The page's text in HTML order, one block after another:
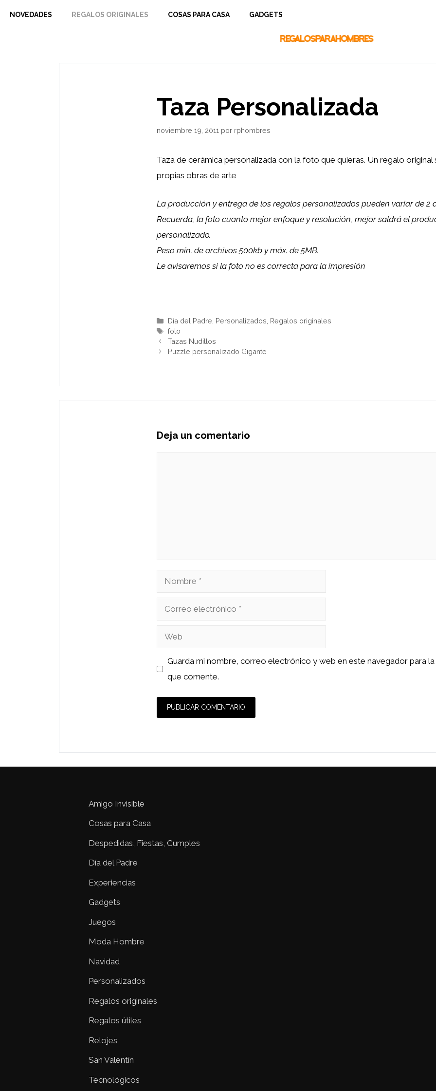
NOVEDADES REGALOS ORIGINALES COSAS PARA CASA GADGETS
Taza Personalizada
noviembre 19, 2011 por rphombres
Taza de cerámica personalizada con la foto que quieras. Un regalo
propias obras de arte
La producción y entrega de los regalos personalizados pueden variar de 2
Recuerda, la foto cuanto mejor enfoque y resolución, mejor saldrá el
personalizado.
Peso mín. de archivos 500kb y máx. de 5MB.
Le avisaremos si la foto no es correcta para la impresión
Categorías
Día del Padre Personalizados Regalos originales
Etiquetas
foto
Tazas Nudillos
Puzzle personalizado Gigante
Deja un comentario
Nombre
Correo
Web
Guarda mi nombre, correo electrónico y web en este navegador para
que comente.
Amigo Invisible
Cosas para Casa
Despedidas, Fiestas, Cumples
Día del Padre
Experiencias
Gadgets
Juegos
Moda Hombre
Navidad
Personalizados
Regalos originales
Regalos útiles
Relojes
San Valentín
Tecnológicos